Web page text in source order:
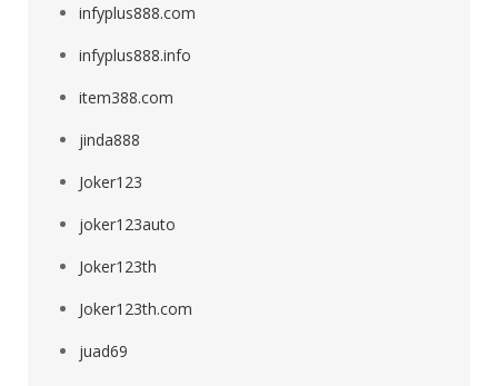
infyplus888.com
infyplus888.info
item388.com
jinda888
Joker123
joker123auto
Joker123th
Joker123th.com
juad69